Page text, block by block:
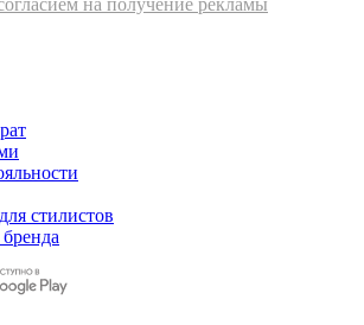
стилистов